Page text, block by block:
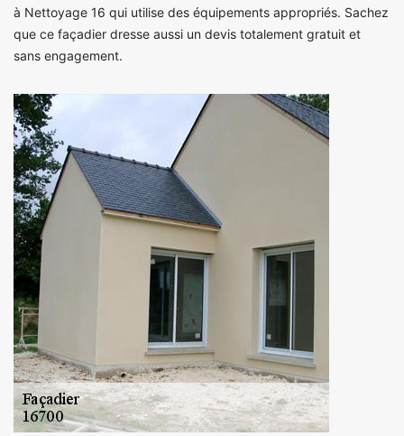
à Nettoyage 16 qui utilise des équipements appropriés. Sachez
que ce façadier dresse aussi un devis totalement gratuit et
sans engagement.